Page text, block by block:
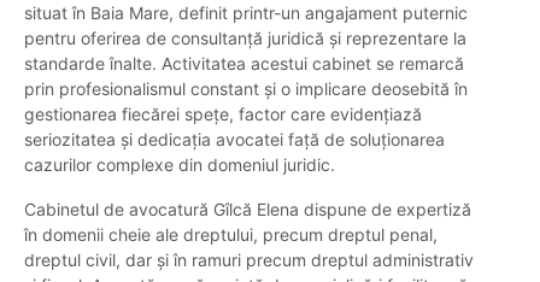
situat în Baia Mare, definit printr-un angajament puternic
pentru oferirea de consultanță juridică și reprezentare la
standarde înalte. Activitatea acestui cabinet se remarcă
prin profesionalismul constant și o implicare deosebită în
gestionarea fiecărei spețe, factor care evidențiază
seriozitatea și dedicația avocatei față de soluționarea
cazurilor complexe din domeniul juridic.
Cabinetul de avocatură Gîlcă Elena dispune de expertiză
în domenii cheie ale dreptului, precum dreptul penal,
dreptul civil, dar și în ramuri precum dreptul administrativ